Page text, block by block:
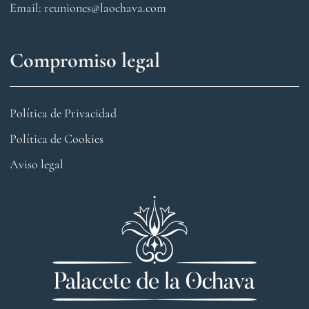
Email: reuniones@laochava.com
Compromiso legal
Política de Privacidad
Política de Cookies
Aviso legal